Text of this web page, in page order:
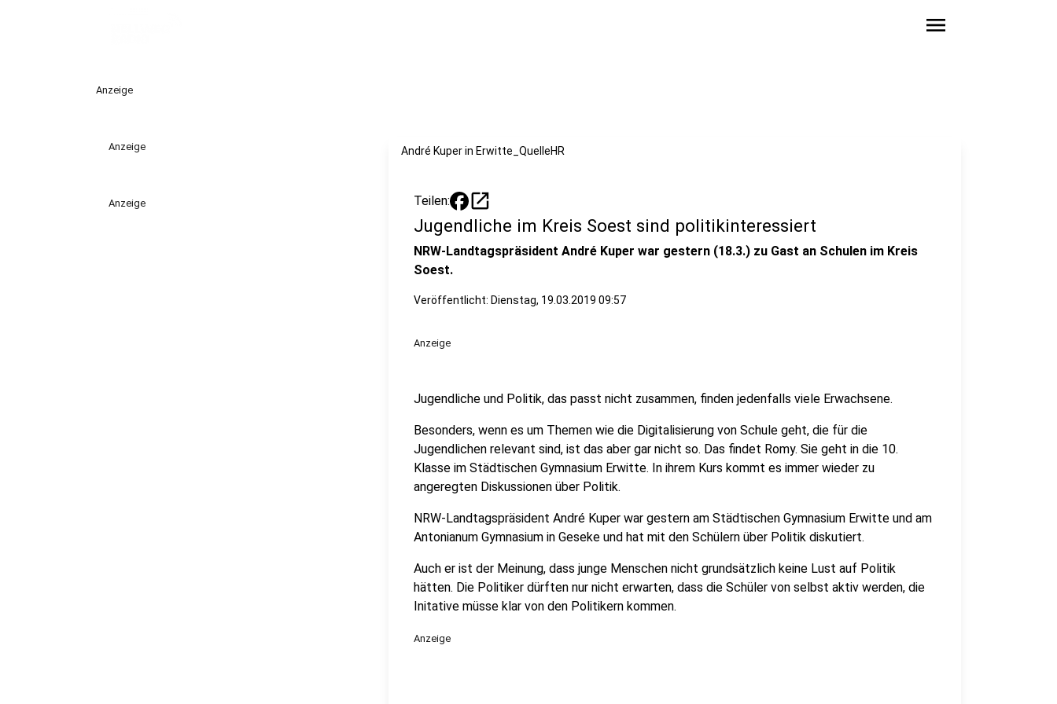
menu
Anzeige
Anzeige
Anzeige
André Kuper in Erwitte_QuelleHR
Teilen: open_in_new
Jugendliche im Kreis Soest sind politikinteressiert
NRW-Landtagspräsident André Kuper war gestern (18.3.) zu Gast an Schulen im Kreis
Soest.
Veröffentlicht: Dienstag, 19.03.2019 09:57
Anzeige
Jugendliche und Politik, das passt nicht zusammen, finden jedenfalls viele Erwachsene.
Besonders, wenn es um Themen wie die Digitalisierung von Schule geht, die für die
Jugendlichen relevant sind, ist das aber gar nicht so. Das findet Romy. Sie geht in die 10.
Klasse im Städtischen Gymnasium Erwitte. In ihrem Kurs kommt es immer wieder zu
angeregten Diskussionen über Politik.
NRW-Landtagspräsident André Kuper war gestern am Städtischen Gymnasium Erwitte und am
Antonianum Gymnasium in Geseke und hat mit den Schülern über Politik diskutiert.
Auch er ist der Meinung, dass junge Menschen nicht grundsätzlich keine Lust auf Politik
hätten. Die Politiker dürften nur nicht erwarten, dass die Schüler von selbst aktiv werden, die
Initative müsse klar von den Politikern kommen.
Anzeige